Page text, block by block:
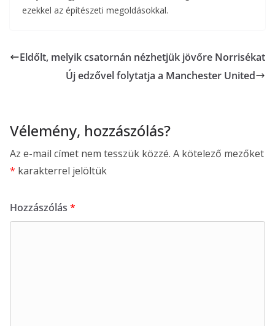
ezekkel az építészeti megoldásokkal.
Eldőlt, melyik csatornán nézhetjük jövőre Norrisékat
Új edzővel folytatja a Manchester United
Vélemény, hozzászólás?
Az e-mail címet nem tesszük közzé. A kötelező mezőket
* karakterrel jelöltük
Hozzászólás *